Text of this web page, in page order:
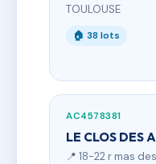
TOULOUSE
🏠 38 lots
AC4578381
LE CLOS DES
📍 18-22 r mas